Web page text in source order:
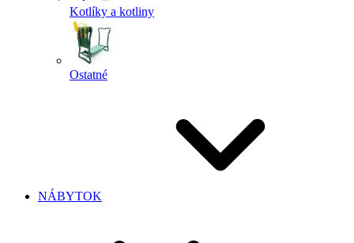
Kotlíky a kotliny
Ostatné
NÁBYTOK